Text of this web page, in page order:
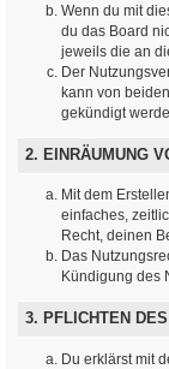
Wenn du mit
du das Board
jeweils die an
Der
kann von
gekündigt
2. EINRÄUMUNG
Mit dem
einfaches,
Recht, deinen
Das
Kündigung des
3. PFLICHTEN
Du erklärst mit